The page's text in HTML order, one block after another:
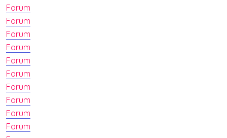
Forum
Forum
Forum
Forum
Forum
Forum
Forum
Forum
Forum
Forum